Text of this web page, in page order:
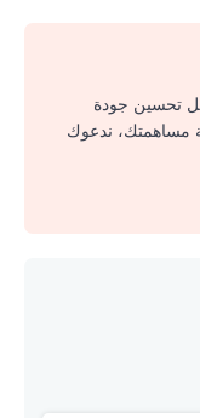
تحسين جودة
مساهمتك، ندعوك